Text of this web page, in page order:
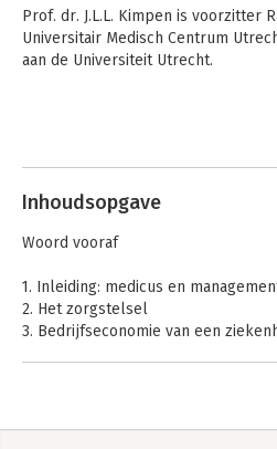
Prof. dr. J.L.L. Kimpen is voorzitter
Universitair Medisch Centrum
aan de Universiteit Utrecht.
Inhoudsopgave
Woord vooraf
1. Inleiding: medicus en
2. Het zorgstelsel
3. Bedrijfseconomie van een